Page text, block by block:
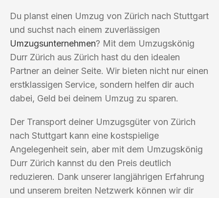
Du planst einen Umzug von Zürich nach Stuttgart
und suchst nach einem zuverlässigen
Umzugsunternehmen? Mit dem Umzugskönig
Durr Zürich aus Zürich hast du den idealen
Partner an deiner Seite. Wir bieten nicht nur einen
erstklassigen Service, sondern helfen dir auch
dabei, Geld bei deinem Umzug zu sparen.
Der Transport deiner Umzugsgüter von Zürich
nach Stuttgart kann eine kostspielige
Angelegenheit sein, aber mit dem Umzugskönig
Durr Zürich kannst du den Preis deutlich
reduzieren. Dank unserer langjährigen Erfahrung
und unserem breiten Netzwerk können wir dir